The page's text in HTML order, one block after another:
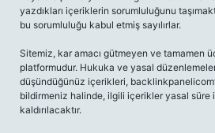
yazdıkları içeriklerin sorumluluğunu
bu sorumluluğu kabul etmiş sayılırlar.
Sitemiz, kar amacı gütmeyen ve tamamen
platformudur. Hukuka ve yasal
düşündüğünüz içerikleri,
bildirmeniz halinde, ilgili içerikler yasal süre
kaldırılacaktır.